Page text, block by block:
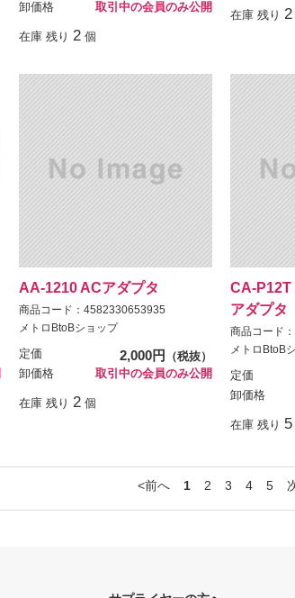
卸価格
取引中の会員のみ公開
在庫 残り 2 個
在庫 残り 2
AA-1210 ACアダプタ
商品コード：4582330653935
メトロBtoBショップ
定価 2,000円
（税抜）
卸価格
取引中の会員のみ公開
在庫 残り 2 個
CA-P12T
アダプタ
商品コード
メトロBtoB
定価
卸価格
在庫 残り 5
前へ 1 2 3 4 5